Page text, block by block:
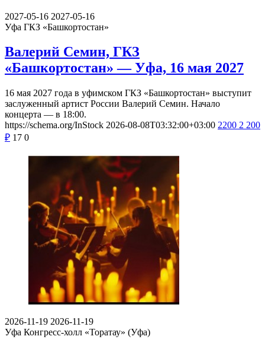
2027-05-16 2027-05-16
Уфа ГКЗ «Башкортостан»
Валерий Семин, ГКЗ
«Башкортостан» — Уфа, 16 мая 2027
16 мая 2027 года в уфимском ГКЗ «Башкортостан» выступит
заслуженный артист России Валерий Семин. Начало
концерта — в 18:00.
https://schema.org/InStock 2026-08-08T03:32:00+03:00 2200 2 200
₽ 17 0
2026-11-19 2026-11-19
Уфа Конгресс-холл «Торатау» (Уфа)